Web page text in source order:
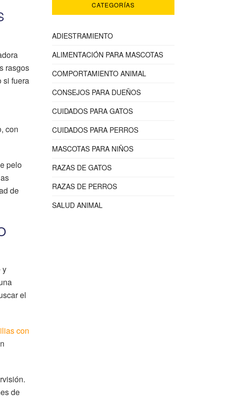
rasgos
si fuera
con
pelo
de
y
el
con
de
CATEGORÍAS
ADIESTRAMIENTO
ALIMENTACIÓN PARA MASCOTAS
COMPORTAMIENTO ANIMAL
CONSEJOS PARA DUEÑOS
CUIDADOS PARA GATOS
CUIDADOS PARA PERROS
MASCOTAS PARA NIÑOS
RAZAS DE GATOS
RAZAS DE PERROS
SALUD ANIMAL